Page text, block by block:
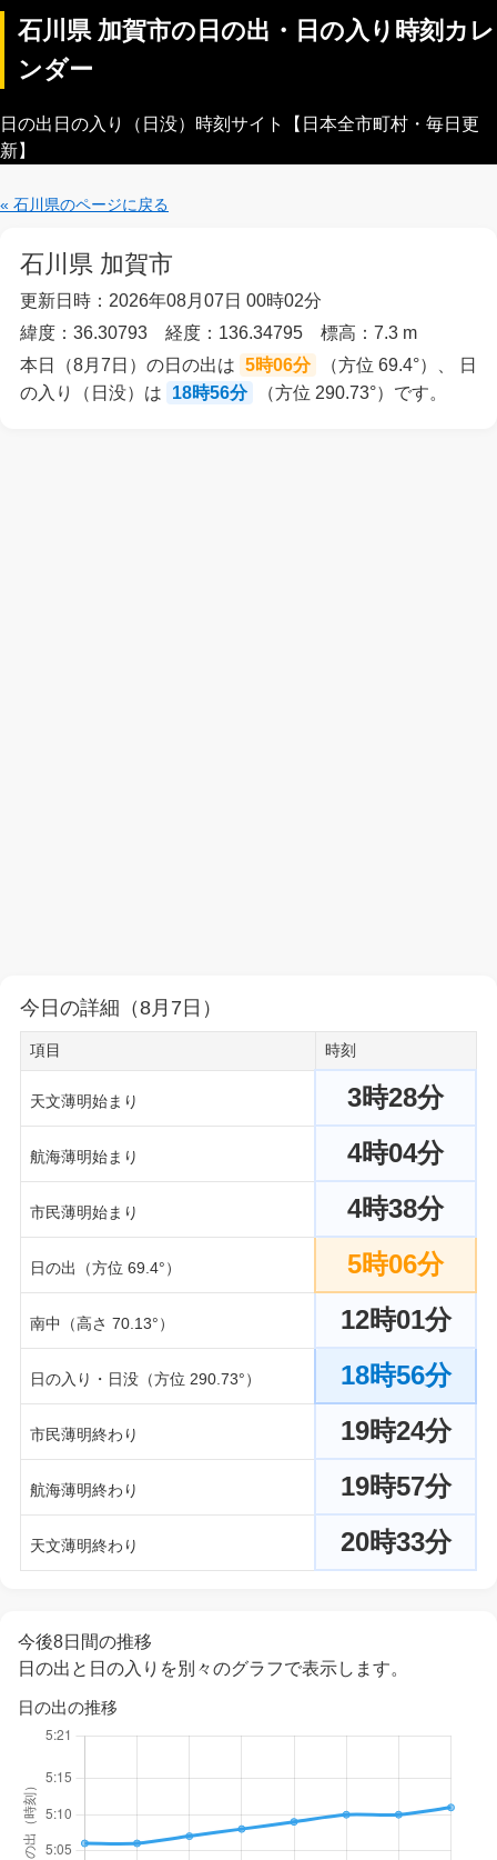
石川県 加賀市の日の出・日の入り時刻カレ
ンダー
日の出日の入り（日没）時刻サイト【日本全市町村・毎日更
新】
« 石川県のページに戻る
石川県 加賀市
更新日時：2026年08月07日 00時02分
緯度：36.30793 経度：136.34795 標高：7.3 m
本日（8月7日）の日の出は 5時06分
（方位 69.4°）、 日
の入り（日没）は
18時56分 （方位 290.73°）です。
今日の詳細（8月7日）
項目 時刻
天文薄明始まり 3時28分
航海薄明始まり 4時04分
市民薄明始まり 4時38分
日の出（方位 69.4°） 5時06分
南中（高さ 70.13°） 12時01分
日の入り・日没（方位 290.73°） 18時56分
市民薄明終わり 19時24分
航海薄明終わり 19時57分
天文薄明終わり 20時33分
今後8日間の推移
日の出と日の入りを別々のグラフで表示します。
日の出の推移